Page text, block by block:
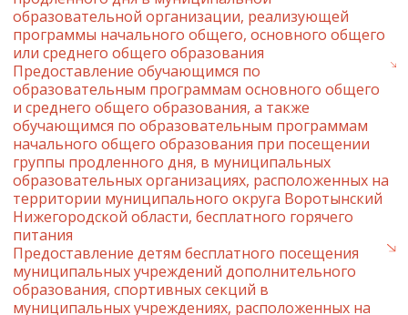
образовательной организации, реализующей
программы начального общего, основного общего
или среднего общего образования
Предоставление обучающимся по
образовательным программам основного общего
и среднего общего образования, а также
обучающимся по образовательным программам
начального общего образования при посещении
группы продленного дня, в муниципальных
образовательных организациях, расположенных на
территории муниципального округа Воротынский
Нижегородской области, бесплатного горячего
питания
Предоставление детям бесплатного посещения
муниципальных учреждений дополнительного
образования, спортивных секций в
муниципальных учреждениях, расположенных на